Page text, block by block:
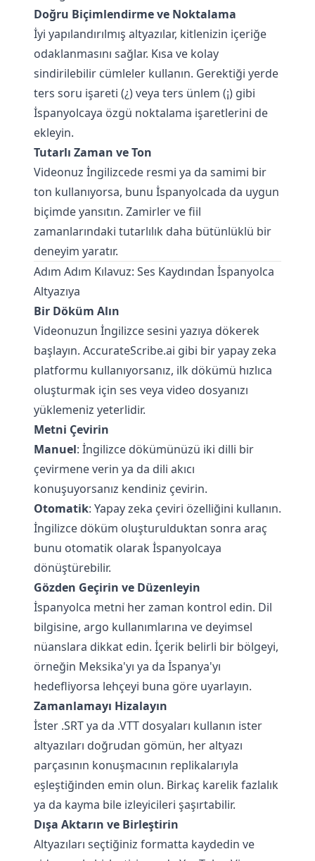
Doğru Biçimlendirme ve Noktalama
İyi yapılandırılmış altyazılar, kitlenizin içeriğe
odaklanmasını sağlar. Kısa ve kolay
sindirilebilir cümleler kullanın. Gerektiği yerde
ters soru işareti (¿) veya ters ünlem (¡) gibi
İspanyolcaya özgü noktalama işaretlerini de
ekleyin.
Tutarlı Zaman ve Ton
Videonuz İngilizcede resmi ya da samimi bir
ton kullanıyorsa, bunu İspanyolcada da uygun
biçimde yansıtın. Zamirler ve fiil
zamanlarındaki tutarlılık daha bütünlüklü bir
deneyim yaratır.
Adım Adım Kılavuz: Ses Kaydından İspanyolca
Altyazıya
Bir Döküm Alın
Videonuzun İngilizce sesini yazıya dökerek
başlayın. AccurateScribe.ai gibi bir yapay zeka
platformu kullanıyorsanız, ilk dökümü hızlıca
oluşturmak için ses veya video dosyanızı
yüklemeniz yeterlidir.
Metni Çevirin
Manuel: İngilizce dökümünüzü iki dilli bir
çevirmene verin ya da dili akıcı
konuşuyorsanız kendiniz çevirin.
Otomatik: Yapay zeka çeviri özelliğini kullanın.
İngilizce döküm oluşturulduktan sonra araç
bunu otomatik olarak İspanyolcaya
dönüştürebilir.
Gözden Geçirin ve Düzenleyin
İspanyolca metni her zaman kontrol edin. Dil
bilgisine, argo kullanımlarına ve deyimsel
nüanslara dikkat edin. İçerik belirli bir bölgeyi,
örneğin Meksika'yı ya da İspanya'yı
hedefliyorsa lehçeyi buna göre uyarlayın.
Zamanlamayı Hizalayın
İster .SRT ya da .VTT dosyaları kullanın ister
altyazıları doğrudan gömün, her altyazı
parçasının konuşmacının replikalarıyla
eşleştiğinden emin olun. Birkaç karelik fazlalık
ya da kayma bile izleyicileri şaşırtabilir.
Dışa Aktarın ve Birleştirin
Altyazıları seçtiğiniz formatta kaydedin ve